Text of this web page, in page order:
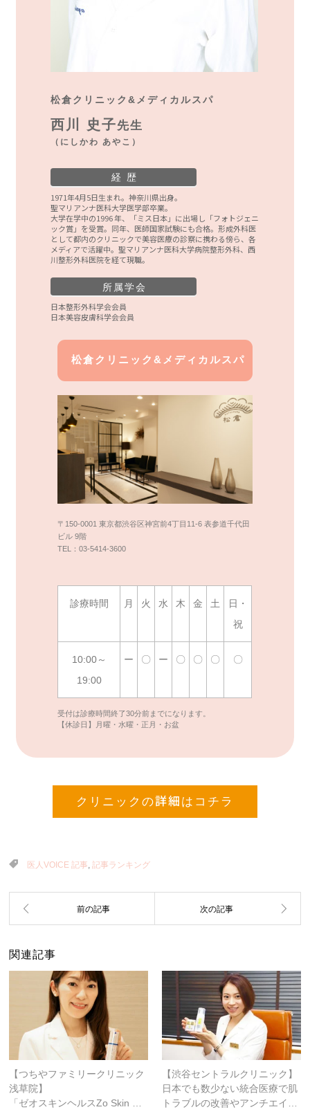
松倉クリニック&メディカルスパ
西川 史子先生
（にしかわ あやこ）
経 歴
1971年4月5日生まれ。神奈川県出身。
聖マリアンナ医科大学医学部卒業。
大学在学中の1996 年、「ミス日本」に出場し「フォトジェニ
ック賞」を受賞。同年、医師国家試験にも合格。形成外科医
として都内のクリニックで美容医療の診察に携わる傍ら、各
メディアで活躍中。聖マリアンナ医科大学病院整形外科、西
川整形外科医院を経て現職。
所属学会
日本整形外科学会会員
日本美容皮膚科学会会員
松倉クリニック&メディカルスパ
〒150-0001 東京都渋谷区神宮前4丁目11-6 表参道千代田
ビル 9階
TEL：03-5414-3600
診療時間 月 火 水 木 金 土
日・
祝
10:00～
19:00
ー 〇 ー 〇 〇 〇 〇
受付は診療時間終了30分前までになります。
【休診日】月曜・水曜・正月・お盆
クリニックの詳細はコチラ
医人VOICE 記事,記事ランキング
関連記事
【つちやファミリークリニック
浅草院】
「ゼオスキンヘルスZo Skin …
【渋谷セントラルクリニック】
日本でも数少ない統合医療で肌
トラブルの改善やアンチエイ…